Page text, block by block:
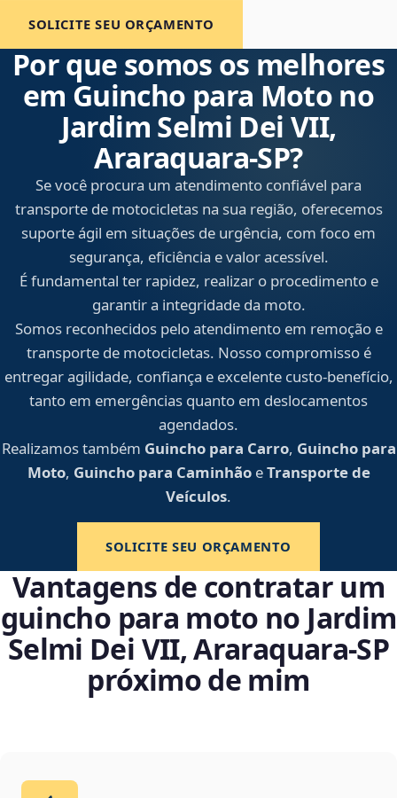
SOLICITE SEU ORÇAMENTO
Por que somos os melhores
em Guincho para Moto no
Jardim Selmi Dei VII,
Araraquara‑SP?
Se você procura um atendimento confiável para
transporte de motocicletas na sua região, oferecemos
suporte ágil em situações de urgência, com foco em
segurança, eficiência e valor acessível.
É fundamental ter rapidez, realizar o procedimento e
garantir a integridade da moto.
Somos reconhecidos pelo atendimento em remoção e
transporte de motocicletas. Nosso compromisso é
entregar agilidade, confiança e excelente custo-benefício,
tanto em emergências quanto em deslocamentos
agendados.
Realizamos também Guincho para Carro, Guincho para
Moto, Guincho para CaminhãoeTransporte de
Veículos.
SOLICITE SEU ORÇAMENTO
Vantagens de contratar um
guincho para moto no Jardim
Selmi Dei VII, Araraquara‑SP
próximo de mim